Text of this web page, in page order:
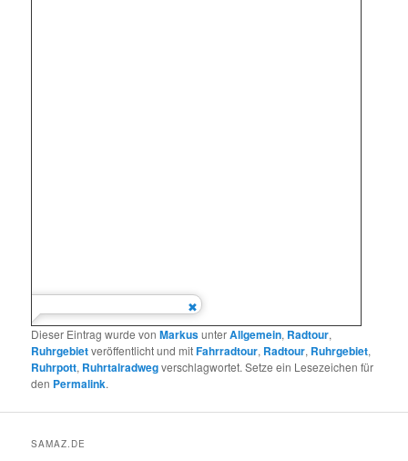
Dieser Eintrag wurde vonMarkusunterAllgemein, Radtour,
Ruhrgebietveröffentlicht und mitFahrradtour, Radtour, Ruhrgebiet,
Ruhrpott, Ruhrtalradwegverschlagwortet. Setze ein Lesezeichen für
den Permalink.
SAMAZ.DE